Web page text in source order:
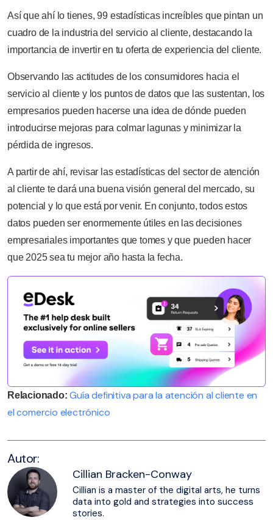
Así que ahí lo tienes, 99 estadísticas increíbles que pintan un
cuadro de la industria del servicio al cliente, destacando la
importancia de invertir en tu oferta de experiencia del cliente.
Observando las actitudes de los consumidores hacia el
servicio al cliente y los puntos de datos que las sustentan, los
empresarios pueden hacerse una idea de dónde pueden
introducirse mejoras para colmar lagunas y minimizar la
pérdida de ingresos.
A partir de ahí, revisar las estadísticas del sector de atención
al cliente te dará una buena visión general del mercado, su
potencial y lo que está por venir. En conjunto, todos estos
datos pueden ser enormemente útiles en las decisiones
empresariales importantes que tomes y que pueden hacer
que 2025 sea tu mejor año hasta la fecha.
Relacionado: Guía definitiva para la atención al cliente en
el comercio electrónico
Autor:
Cillian Bracken-Conway
Cillian is a master of the digital arts, he turns
data into gold and strategies into success
stories.